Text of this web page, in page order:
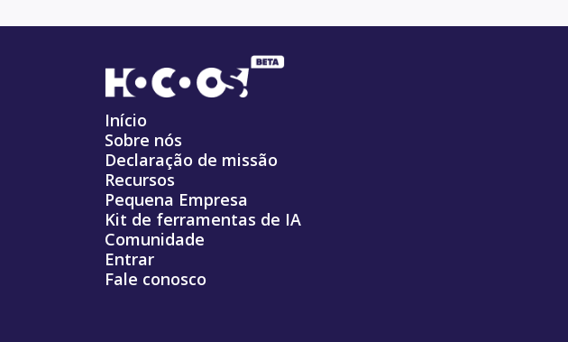
Início
Sobre nós
Declaração de missão
Recursos
Pequena Empresa
Kit de ferramentas de IA
Comunidade
Entrar
Fale conosco